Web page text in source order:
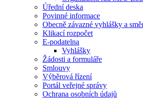
Úřední deska
Povinné informace
Obecně závazné vyhlášky a
Klikací rozpočet
E-podatelna
Vyhlášky
Žádosti a formuláře
Smlouvy
Výběrová řízení
Portál veřejné správy
Ochrana osobních údajů